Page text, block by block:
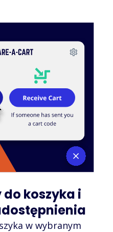
koszyka i
w wybranym